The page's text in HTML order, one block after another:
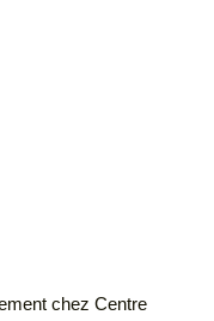
chez Centre